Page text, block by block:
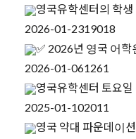
영국유학센터의 학
2026-01-2319018
✅ 2026년 영국 어학
2026-01-061261
영국유학센터 토요일
2025-01-102011
영국 약대 파운데이